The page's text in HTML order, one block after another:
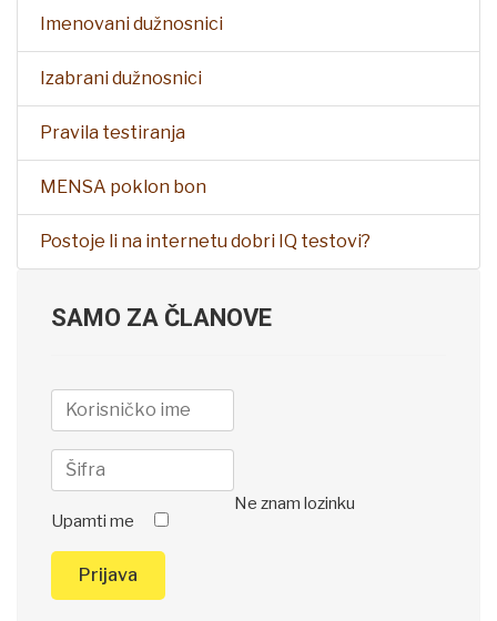
Imenovani dužnosnici
Izabrani dužnosnici
Pravila testiranja
MENSA poklon bon
Postoje li na internetu dobri IQ testovi?
SAMO ZA ČLANOVE
Upamti me
Prijava
Ne znam lozinku